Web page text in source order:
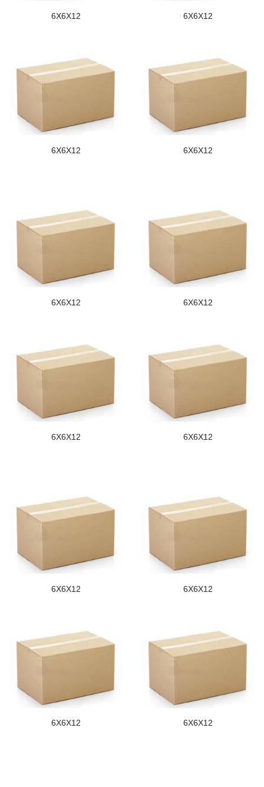
6X6X12 6X6X12
6X6X12 6X6X12
6X6X12 6X6X12
6X6X12 6X6X12
6X6X12 6X6X12
6X6X12 6X6X12